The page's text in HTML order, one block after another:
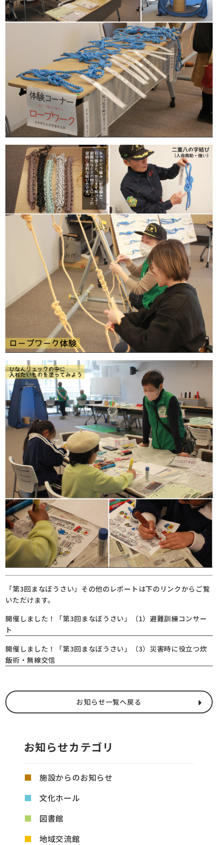
「第3回まなぼうさい」その他のレポートは下のリンクからご覧
いただけます。
開催しました！「第3回まなぼうさい」（1）避難訓練コンサー
ト
開催しました！「第3回まなぼうさい」（3）災害時に役立つ炊
飯術・無線交信
お知らせ一覧へ戻る
お知らせカテゴリ
施設からのお知らせ
文化ホール
図書館
地域交流館